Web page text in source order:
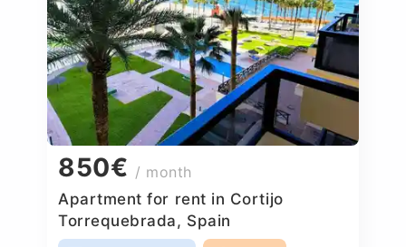
850€ / month
Apartment for rent in Cortijo
Torrequebrada, Spain